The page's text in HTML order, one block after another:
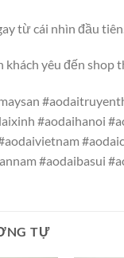
từ cái nhìn đầu tiên.
khách yêu đến shop
#aodaihanoi
#aodaibasui
TỰ